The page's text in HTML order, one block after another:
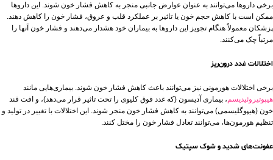
برخی داروها می‌توانند به عنوان عوارض جانبی منجر به کاهش فشار خون شوند. این داروها
ممکن است با کاهش حجم خون یا تاثیر بر عملکرد قلب و عروق، فشار خون را کاهش دهند.
پزشکان معمولاً هنگام تجویز این داروها به بیماران خود هشدار می‌دهند و فشار خون آنها را
مرتباً چک می‌کنند.
اختلالات غدد درون‌ریز
برخی اختلالات هورمونی نیز می‌توانند باعث کاهش فشار خون شوند. بیماری‌هایی مانند
هیپوتیروئیدیسم، بیماری آدیسون (که غدد فوق کلیوی را تحت تاثیر قرار می‌دهد)، و افت قند
خون (هیپوگلیسمی) می‌توانند به کاهش فشار خون منجر شوند. این اختلالات با تغییر در تولید و
تنظیم هورمون‌ها، می‌توانند تعادل فشار خون را مختل کنند.
عفونت‌های شدید و شوک سپتیک